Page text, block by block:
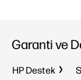
Garanti ve
HP Destek